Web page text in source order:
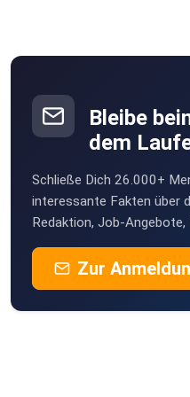
1:10:51 Musik und Verein
1:23:56 Die
1:39:46 Saisonanalysen und
Bleibe
dem
Schließe Dich 26.000+
interessante Fakten über
Redaktion, Job-Angebote,
Zur